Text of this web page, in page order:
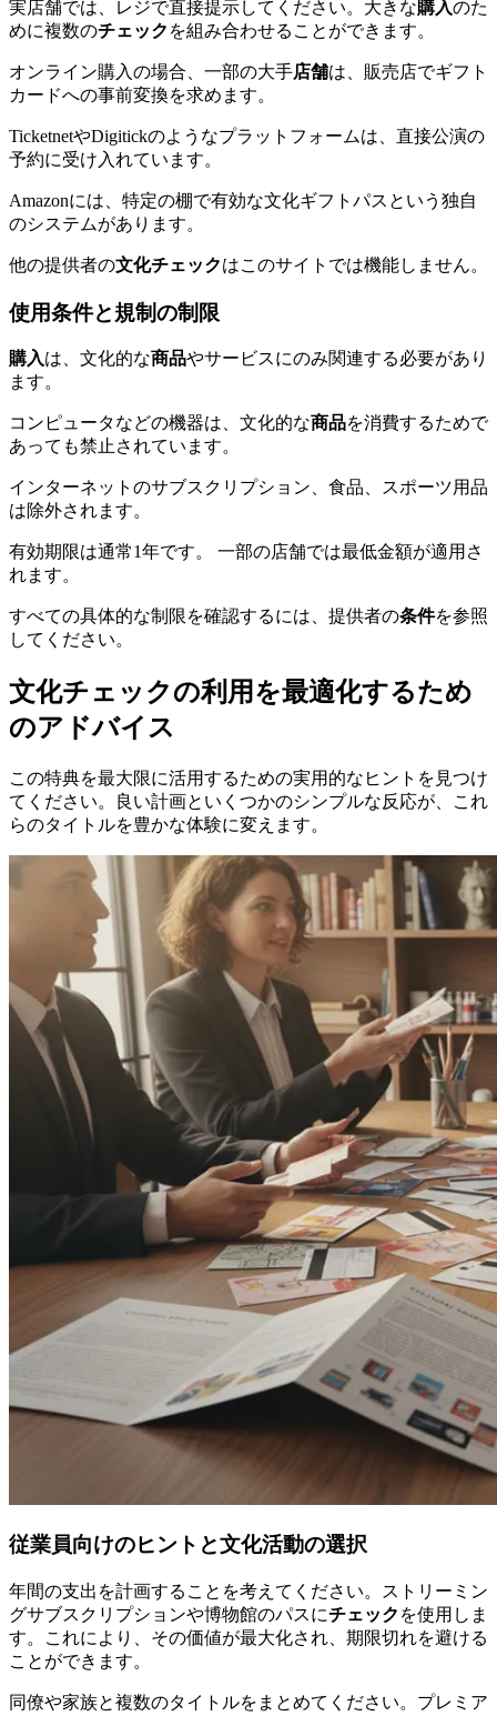
実店舗では、レジで直接提示してください。大きな購入のた
めに複数のチェック を組み合わせることができます。
オンライン購入の場合、一部の大手店舗は、販売店でギフト
カードへの事前変換を求めます。
TicketnetやDigitickのようなプラットフォームは、直接公演の
予約に受け入れています。
Amazonには、特定の棚で有効な文化ギフトパスという独自
のシステムがあります。
他の提供者の文化チェックはこのサイトでは機能しません。
使用条件と規制の制限
購入は、文化的な商品やサービスにのみ関連する必要があり
ます。
コンピュータなどの機器は、文化的な商品を消費するためで
あっても禁止されています。
インターネットのサブスクリプション、食品、スポーツ用品
は除外されます。
有効期限は通常1年です。 一部の店舗では最低金額が適用さ
れます。
すべての具体的な制限を確認するには、提供者の条件を参照
してください。
文化チェックの利用を最適化するため
のアドバイス
この特典を最大限に活用するための実用的なヒントを見つけ
てください。良い計画といくつかのシンプルな反応が、これ
らのタイトルを豊かな体験に変えます。
従業員向けのヒントと文化活動の選択
年間の支出を計画することを考えてください。ストリーミン
グサブスクリプションや博物館のパスにチェック を使用しま
す。これにより、その価値が最大化され、期限切れを避ける
ことができます。
同僚や家族と複数のタイトルをまとめてください。プレミア